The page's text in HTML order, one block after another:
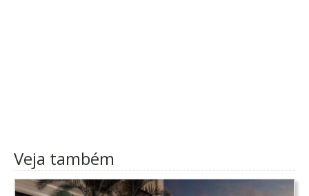
Veja também